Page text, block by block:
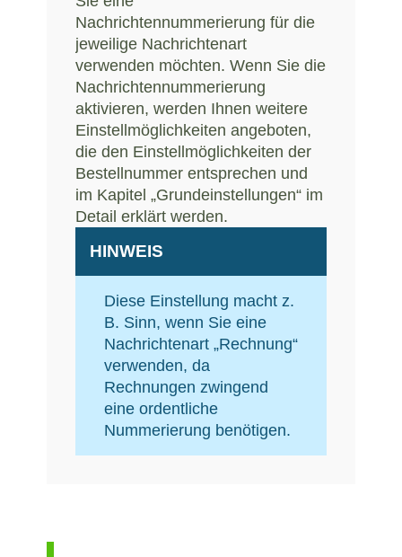
Nachrichtennummerierung für die
jeweilige Nachrichtenart
verwenden möchten. Wenn Sie die
Nachrichtennummerierung
aktivieren, werden Ihnen weitere
Einstellmöglichkeiten angeboten,
die den Einstellmöglichkeiten der
Bestellnummer entsprechen und
im Kapitel „Grundeinstellungen“ im
Detail erklärt werden.
HINWEIS
Diese Einstellung macht z.
B. Sinn, wenn Sie eine
Nachrichtenart „Rechnung“
verwenden, da
Rechnungen zwingend
eine ordentliche
Nummerierung benötigen.